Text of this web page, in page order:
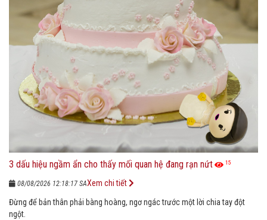
3 dấu hiệu ngầm ẩn cho thấy mối quan hệ đang rạn nứt 15
08/08/2026 12:18:17 SA
Đừng để bản thân phải bàng hoàng, ngơ ngác trước một lời chia tay đột
ngột.
Xem chi tiết